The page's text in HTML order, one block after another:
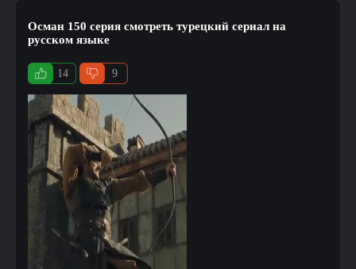
Осман 150 серия смотреть турецкий сериал на
русском языке
14 9